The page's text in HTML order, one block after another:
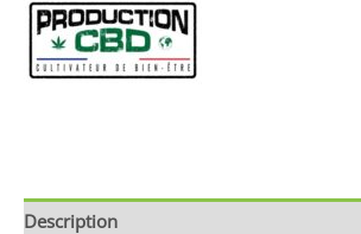
Description